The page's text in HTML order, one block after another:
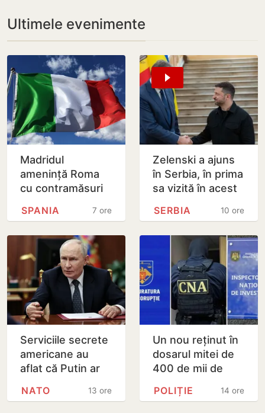
Ultimele evenimente
Madridul
amenință Roma
cu contramăsuri
renunță la
frontieră pentru…
7 ore
SPANIA
Zelenski a ajuns
în Serbia, în prima
sa vizită în acest
tradițional al
10 ore
SERBIA
Serviciile secrete
americane au
aflat că Putin ar
cu un atac chiar în
13 ore
NATO
Un nou reținut în
dosarul mitei de
400 de mii de
facilitat transferul
14 ore
POLIȚIE